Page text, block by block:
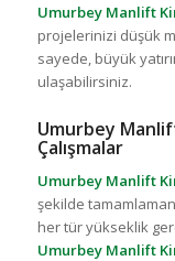
Umurbey Manlift
projelerinizi düşük
sayede, büyük
ulaşabilirsiniz.
Umurbey
Çalışmalar
Umurbey Manlift
şekilde
her tür yükseklik
Umurbey Manlift